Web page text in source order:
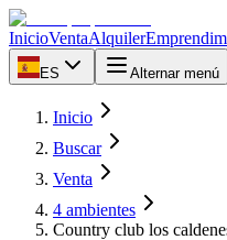
InicioVentaAlquiler
ES Alternar menú
Inicio
Buscar
Venta
4 ambientes
Country club los